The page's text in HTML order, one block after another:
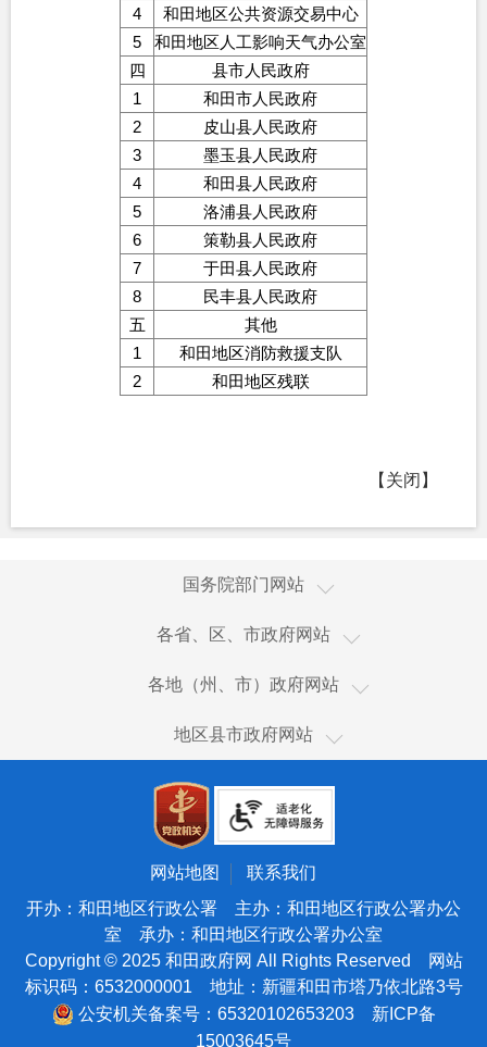
4
和田地区公共资源交易中心
5
和田地区人工影响天气办公室
四
县市人民政府
1
和田市人民政府
2
皮山县人民政府
3
墨玉县人民政府
4
和田县人民政府
5
洛浦县人民政府
6
策勒县人民政府
7
于田县人民政府
8
民丰县人民政府
五
其他
1
和田地区消防救援支队
2
和田地区残联
【关闭】
国务院部门网站
国家国际发展合作署
国家体育总局
国家广播电视总局
海关总署
国务院国有资产监督管理委员会
国家海洋局
国家原子能机构
国家航天局
国家外国专家局
国家语言文字工作委员会
各省、区、市政府网站
新疆
澳门
台湾
天津
北京
宁夏
青海
甘肃
陕西
西藏
各地（州、市）政府网站
乌鲁木齐市
塔城地区
阿勒泰地区
博尔塔拉蒙古自治州
昌吉回族自治州
吐鲁番市
哈密市
巴音郭楞蒙古自治州
阿克苏地区
克孜勒苏柯尔克孜自治州
地区县市政府网站
和田市
和田县
皮山县
墨玉县
洛浦县
策勒县
于田县
民丰县
网站地图
联系我们
开办：和田地区行政公署 主办：和田地区行政公署办公
室 承办：和田地区行政公署办公室
Copyright © 2025 和田政府网 All Rights Reserved 网站
标识码：6532000001 地址：新疆和田市塔乃依北路3号
公安机关备案号：65320102653203
新ICP备
15003645号